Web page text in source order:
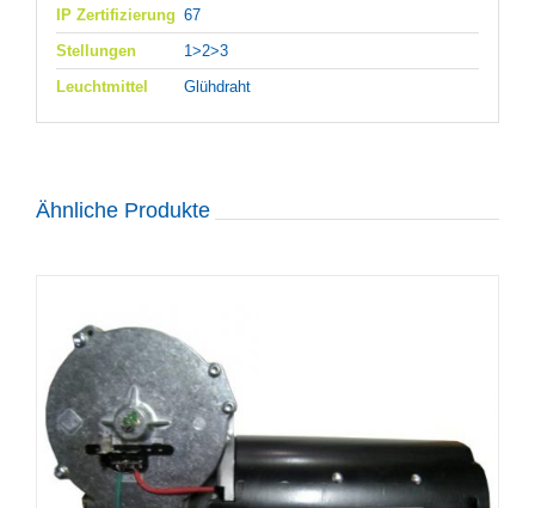
IP Zertifizierung 67
Stellungen
1>2>3
Leuchtmittel
Glühdraht
Ähnliche Produkte